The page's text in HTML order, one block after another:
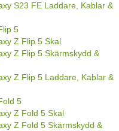
S23 FE Laddare, Kablar &
5
Z Flip 5 Skal
Z Flip 5 Skärmskydd &
Z Flip 5 Laddare, Kablar &
5
Z Fold 5 Skal
Z Fold 5 Skärmskydd &